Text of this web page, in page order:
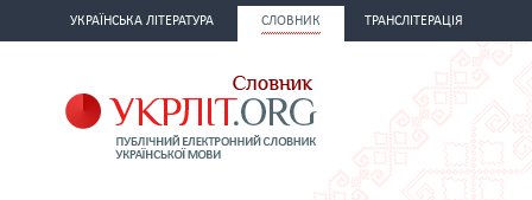
УКРАЇНСЬКА ЛІТЕРАТУРА СЛОВНИК ТРАНСЛІТЕРАЦІЯ